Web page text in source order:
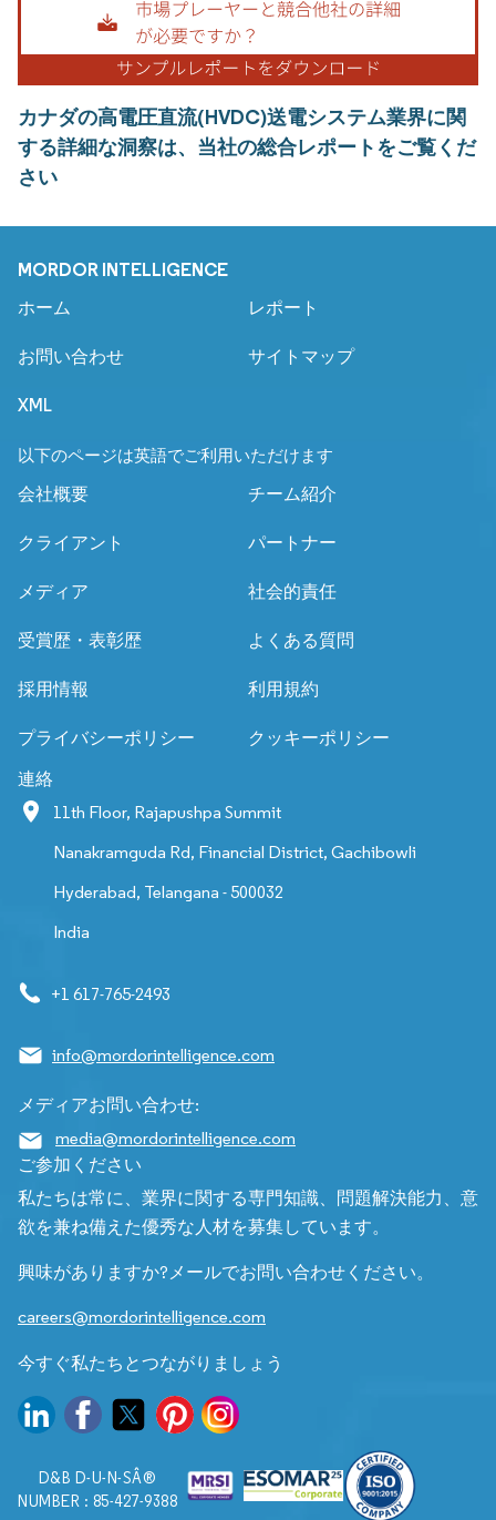
カナダの高電圧直流(HVDC)送電システム業界に関
する詳細な洞察は、当社の総合レポートをご覧くだ
さい
MORDOR INTELLIGENCE
ホーム レポート
お問い合わせ サイトマップ
XML
以下のページは英語でご利用いただけます
会社概要 チーム紹介
クライアント パートナー
メディア 社会的責任
受賞歴・表彰歴 よくある質問
採用情報 利用規約
プライバシーポリシー クッキーポリシー
連絡
11th Floor, Rajapushpa Summit
Nanakramguda Rd, Financial District, Gachibowli
Hyderabad, Telangana - 500032
India
+1 617-765-2493
info@mordorintelligence.com
メディアお問い合わせ:
media@mordorintelligence.com
ご参加ください
私たちは常に、業界に関する専門知識、問題解決能力、意
欲を兼ね備えた優秀な人材を募集しています。
興味がありますか?メールでお問い合わせください。
careers@mordorintelligence.com
今すぐ私たちとつながりましょう
D&B D-U-N-SÂ®
NUMBER : 85-427-9388